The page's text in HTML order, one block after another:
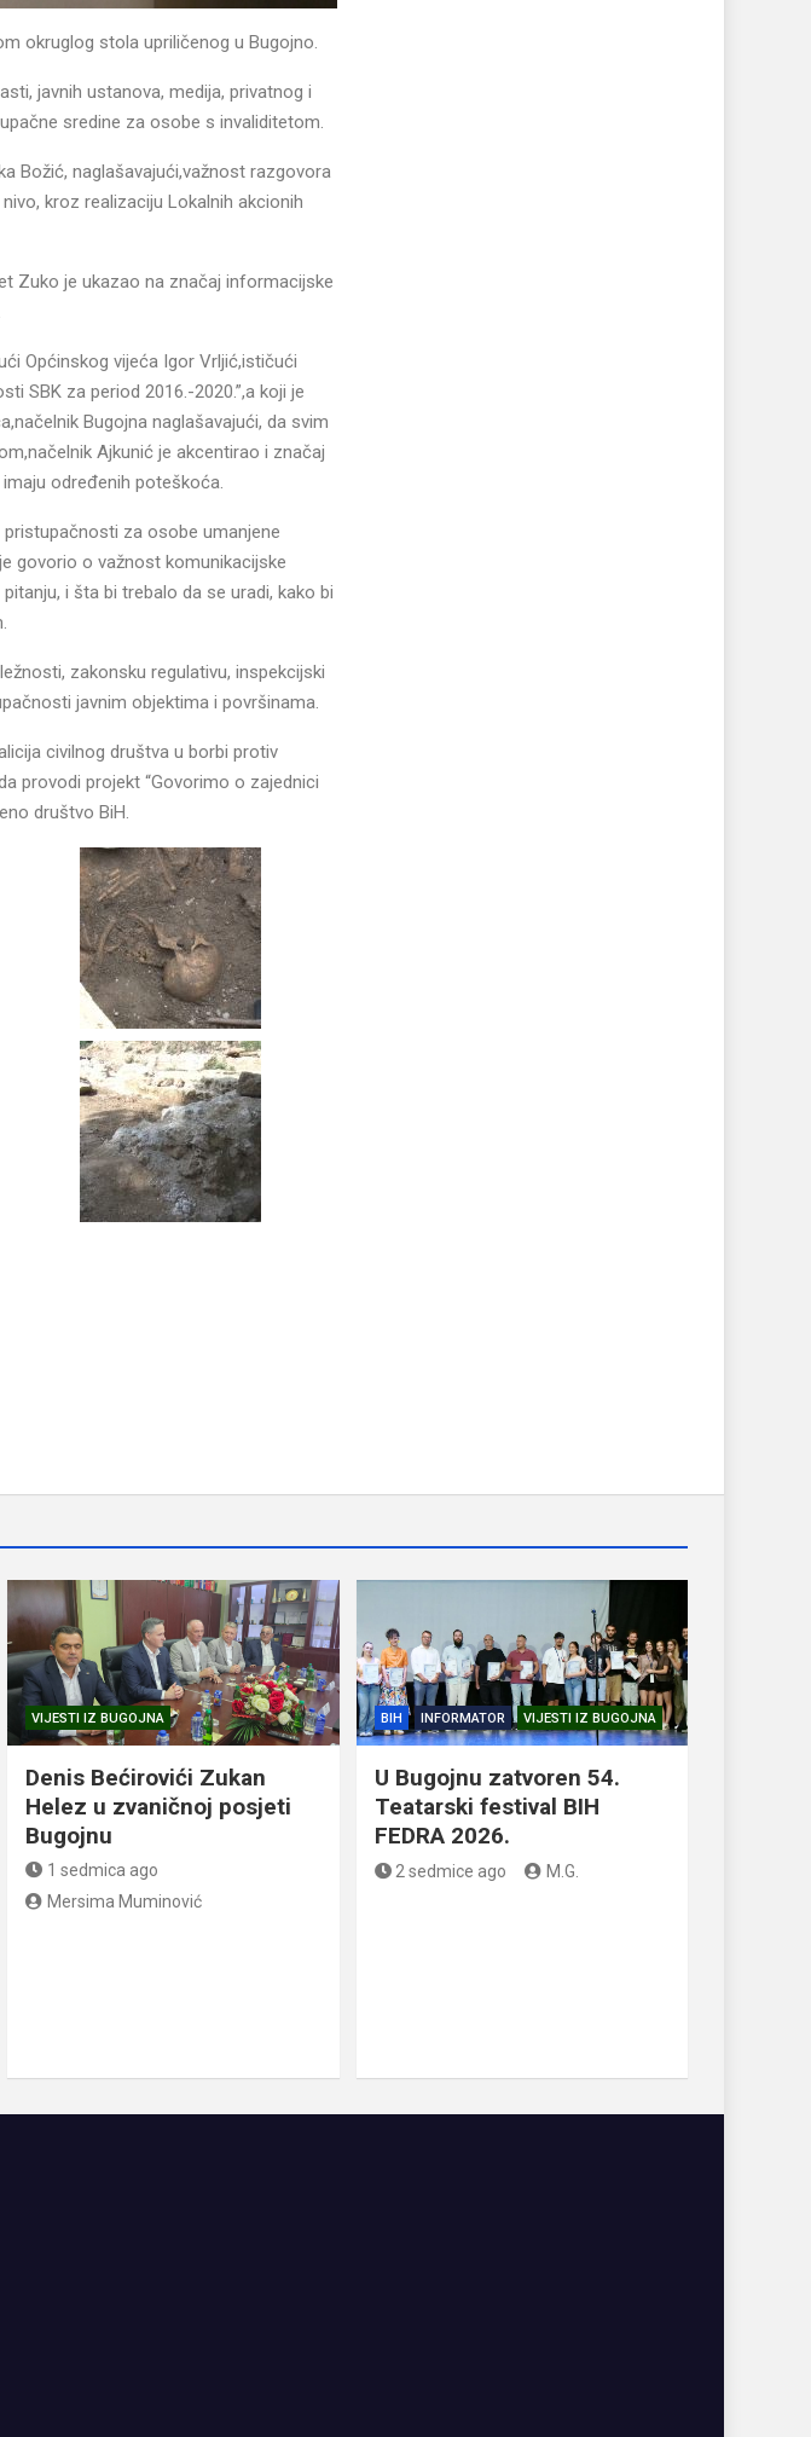
okruglog stola upriličenog u Bugojno.
javnih ustanova, medija, privatnog i
sredine za osobe s invaliditetom.
Božić, naglašavajući,važnost razgovora
kroz realizaciju Lokalnih akcionih
Zuko je ukazao na značaj informacijske
Općinskog vijeća Igor Vrljić,ističući
SBK za period 2016.-2020.”,a koji je
Bugojna naglašavajući, da svim
Ajkunić je akcentirao i značaj
određenih poteškoća.
pristupačnosti za osobe umanjene
govorio o važnost komunikacijske
i šta bi trebalo da se uradi, kako bi
zakonsku regulativu, inspekcijski
javnim objektima i površinama.
civilnog društva u borbi protiv
provodi projekt “Govorimo o zajednici
društvo BiH.
VIJESTI IZ BUGOJNA
Denis Bećirovići Zukan
Helez u zvaničnoj posjeti
Bugojnu
1 sedmica ago
Mersima Muminović
BIH INFORMATOR VIJESTI IZ BUGOJNA
U Bugojnu zatvoren 54.
Teatarski festival BIH
FEDRA 2026.
2 sedmice ago M.G.